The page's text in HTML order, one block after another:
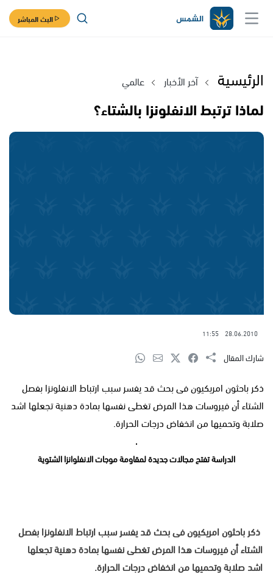
البث المباشر
الرئيسية آخر الأخبار عالمي
لماذا ترتبط الانفلونزا بالشتاء؟
28.06.2010
11:55
شارك المقال
ذكر باحثون امريكيون فى بحث قد يفسر سبب ارتباط الانفلونزا بفصل
الشتاء أن فيروسات هذا المرض تغطى نفسها بمادة دهنية تجعلها اشد
صلابة وتحميها من انخفاض درجات الحرارة.
الدراسة تفتح مجالات جديدة لمقاومة موجات الانفلوانزا الشتوية
ذكر باحثون امريكيون فى بحث قد يفسر سبب ارتباط الانفلونزا بفصل
الشتاء أن فيروسات هذا المرض تغطى نفسها بمادة دهنية تجعلها
اشد صلابة وتحميها من انخفاض درجات الحرارة.